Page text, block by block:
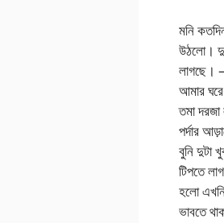
মনি
উঠলো।
লাগছে।
আমার ঘরে
তমা
পর্দার
বুনি দুটা
টিপতে
হলো এখনি
ভাবতে